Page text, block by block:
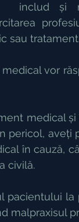
includ și
sau tratament.
vor
medical
pericol, aveți
în cauză,
civilă.
la
malpraxisul